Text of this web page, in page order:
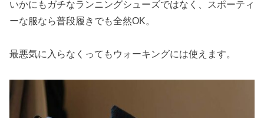
いかにもガチなランニングシューズではなく、スポーティ
ーな服なら普段履きでも全然OK。
最悪気に入らなくってもウォーキングには使えます。